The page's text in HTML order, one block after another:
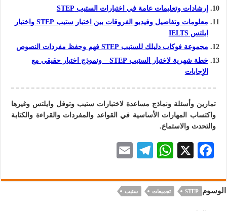
إرشادات وتعليمات عامة في اختبارات الستيب STEP
معلومات وتفاصيل وفيديو الفروقات بين اختبار ستيب STEP واختبار
ايلتس IELTS
مجموعة فوكاب دليلك للستيب STEP فهم وحفظ مفردات النصوص
خطة شهرية لاختبار الستيب STEP – ونموذج اختبار حقيقي مع
الإجابات
تمارين وأسئلة ونماذج مساعدة لاختبارات ستيب وتوفل وايلتس وغيرها
واكتساب المهارات الأساسية في القواعد والمفردات والقراءة و الكتابة
والتحدث والاستماع.
F
eb
oo
X
W
at
s
Te
gr
a
ai
الوسوم STEP تجميعات ستيب